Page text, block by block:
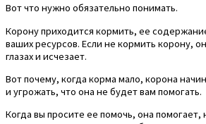
Вот что нужно обязательно понимать.
Корону приходится кормить, ее
ваших ресурсов. Если не кормить корону,
глазах и исчезает.
Вот почему, когда корма мало, корона
и угрожать, что она не будет вам помогать.
Когда вы просите ее помочь, она